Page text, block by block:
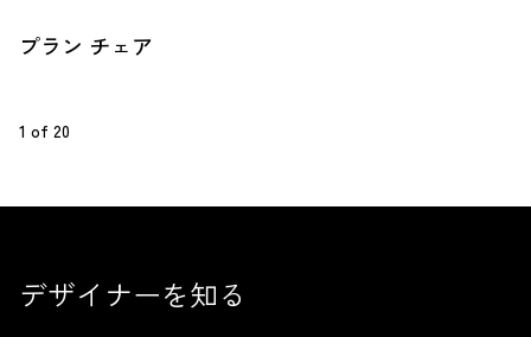
プラン チェア
1 of 20
デザイナーを知る